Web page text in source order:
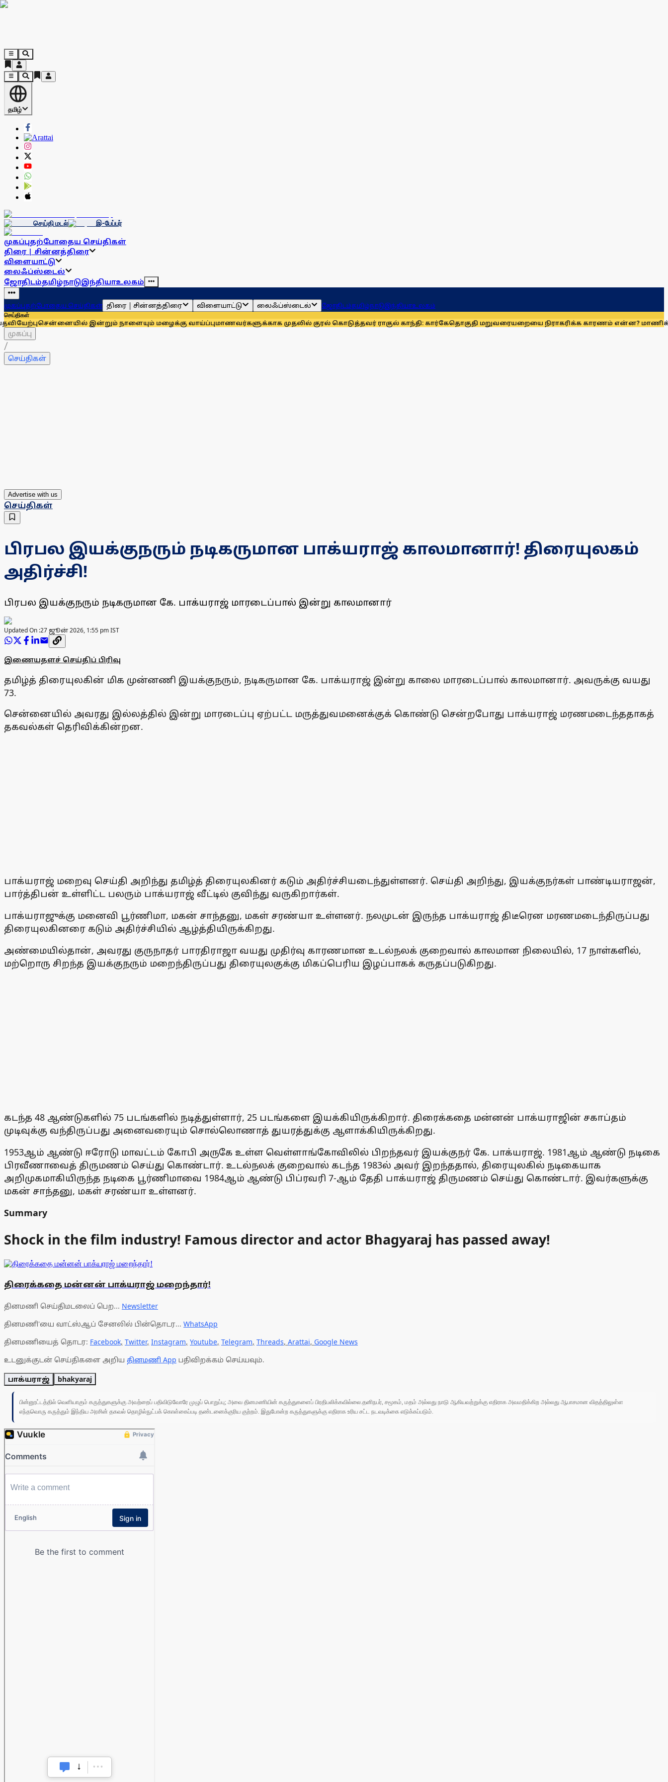
தமிழ்
செய்தி மடல் இ-பேப்பர்
முகப்புதற்போதைய செய்திகள்
திரை | சின்னத்திரை
விளையாட்டு
லைஃப்ஸ்டைல்
ஜோதிடம்தமிழ்நாடுஇந்தியாஉலகம்
முகப்புதற்போதைய செய்திகள் திரை | சின்னத்திரை விளையாட்டு லைஃப்ஸ்டைல் ஜோதிடம்தமிழ்நாடுஇந்தியாஉலகம்
செய்திகள்
இன்றும் நாளையும் மழைக்கு வாய்ப்புமாணவர்களுக்காக முதலில் குரல் கொடுத்தவர் ராகுல் காந்தி: கார்கேதொகுதி மறுவரையறையை நிராகரிக்க காரணம் என்ன? மாணிக்கம் தாகூர்
முகப்பு
/
செய்திகள்
Advertise with us
செய்திகள்
பிரபல இயக்குநரும் நடிகருமான பாக்யராஜ் காலமானார்! திரையுலகம்
அதிர்ச்சி!
பிரபல இயக்குநரும் நடிகருமான கே. பாக்யராஜ் மாரடைப்பால் இன்று காலமானார்
Updated On :27 ஜூன் 2026, 1:55 pm IST
இணையதளச் செய்திப் பிரிவு
தமிழ்த் திரையுலகின் மிக முன்னணி இயக்குநரும், நடிகருமான கே. பாக்யராஜ் இன்று காலை மாரடைப்பால் காலமானார். அவருக்கு வயது
73.
சென்னையில் அவரது இல்லத்தில் இன்று மாரடைப்பு ஏற்பட்ட மருத்துவமனைக்குக் கொண்டு சென்றபோது பாக்யராஜ் மரணமடைந்ததாகத்
தகவல்கள் தெரிவிக்கின்றன.
பாக்யராஜ் மறைவு செய்தி அறிந்து தமிழ்த் திரையுலகினர் கடும் அதிர்ச்சியடைந்துள்ளனர். செய்தி அறிந்து, இயக்குநர்கள் பாண்டியராஜன்,
பார்த்திபன் உள்ளிட்ட பலரும் பாக்யராஜ் வீட்டில் குவிந்து வருகிறார்கள்.
பாக்யராஜுக்கு மனைவி பூர்ணிமா, மகன் சாந்தனு, மகள் சரண்யா உள்ளனர். நலமுடன் இருந்த பாக்யராஜ் திடீரென மரணமடைந்திருப்பது
திரையுலகினரை கடும் அதிர்ச்சியில் ஆழ்த்தியிருக்கிறது.
அண்மையில்தான், அவரது குருநாதர் பாரதிராஜா வயது முதிர்வு காரணமான உடல்நலக் குறைவால் காலமான நிலையில், 17 நாள்களில்,
மற்றொரு சிறந்த இயக்குநரும் மறைந்திருப்பது திரையுலகுக்கு மிகப்பெரிய இழப்பாகக் கருதப்படுகிறது.
கடந்த 48 ஆண்டுகளில் 75 படங்களில் நடித்துள்ளார், 25 படங்களை இயக்கியிருக்கிறார். திரைக்கதை மன்னன் பாக்யராஜின் சகாப்தம்
முடிவுக்கு வந்திருப்பது அனைவரையும் சொல்லொணாத் துயரத்துக்கு ஆளாக்கியிருக்கிறது.
1953ஆம் ஆண்டு ஈரோடு மாவட்டம் கோபி அருகே உள்ள வெள்ளாங்கோவிலில் பிறந்தவர் இயக்குநர் கே. பாக்யராஜ். 1981ஆம் ஆண்டு நடிகை
பிரவீணாவைத் திருமணம் செய்து கொண்டார். உடல்நலக் குறைவால் கடந்த 1983ல் அவர் இறந்ததால், திரையுலகில் நடிகையாக
அறிமுகமாகியிருந்த நடிகை பூர்ணிமாவை 1984ஆம் ஆண்டு பிப்ரவரி 7-ஆம் தேதி பாக்யராஜ் திருமணம் செய்து கொண்டார். இவர்களுக்கு
மகன் சாந்தனு, மகள் சரண்யா உள்ளனர்.
Summary
Shock in the film industry! Famous director and actor Bhagyaraj has passed away!
திரைக்கதை மன்னன் பாக்யராஜ் மறைந்தார்!
தினமணி செய்திமடலைப் பெற... Newsletter
தினமணி'யை வாட்ஸ்ஆப் சேனலில் பின்தொடர... WhatsApp
தினமணியைத் தொடர: Facebook, Twitter, Instagram, Youtube, Telegram, Threads, Arattai, Google News
உடனுக்குடன் செய்திகளை அறிய தினமணி App பதிவிறக்கம் செய்யவும்.
பாக்யராஜ் bhakyaraj
பின்னூட்டத்தில் வெளியாகும் கருத்துகளுக்கு அவற்றைப் பதிவிடுவோரே முழுப் பொறுப்பு; அவை தினமணியின் கருத்துகளைப் பிரதிபலிக்கவில்லை.தனிநபர், சமூகம், மதம் அல்லது நாடு ஆகியவற்றுக்கு எதிராக அவமதிக்கிற அல்லது ஆபாசமான விதத்திலுள்ள
எந்தவொரு கருத்தும் இந்திய அரசின் தகவல் தொழில்நுட்பக் கொள்கைப்படி தண்டனைக்குரிய குற்றம். இதுபோன்ற கருத்துகளுக்கு எதிராக உரிய சட்ட நடவடிக்கை எடுக்கப்படும்.